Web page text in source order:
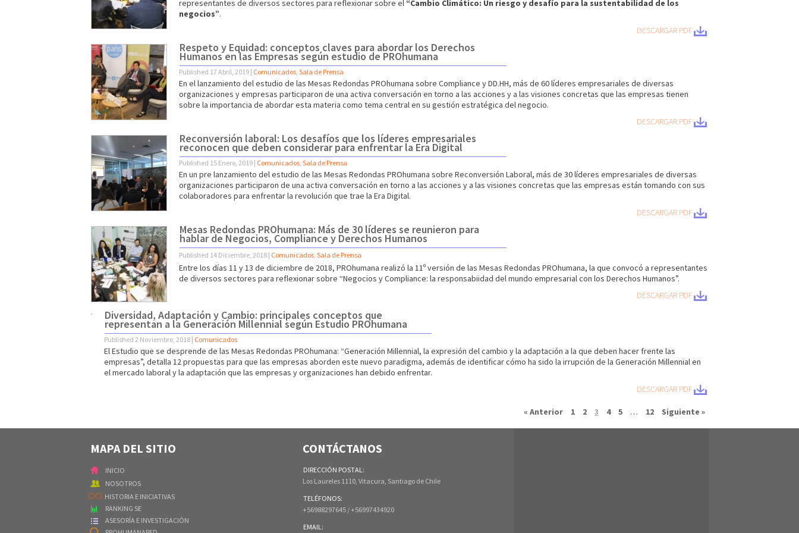
representantes de diversos sectores para reflexionar sobre el “Cambio Climático: Un riesgo y desafío para la sustentabilidad de los
negocios”.
DESCARGAR PDF
Respeto y Equidad: conceptos claves para abordar los Derechos
Humanos en las Empresas según estudio de PROhumana
Published 17 Abril, 2019 | Comunicados, Sala de Prensa
En el lanzamiento del estudio de las Mesas Redondas PROhumana sobre Compliance y DD.HH, más de 60 líderes empresariales de diversas
organizaciones y empresas participaron de una activa conversación en torno a las acciones y a las visiones concretas que las empresas tienen
sobre la importancia de abordar esta materia como tema central en su gestión estratégica del negocio.
DESCARGAR PDF
Reconversión laboral: Los desafíos que los líderes empresariales
reconocen que deben considerar para enfrentar la Era Digital
Published 15 Enero, 2019 | Comunicados, Sala de Prensa
En un pre lanzamiento del estudio de las Mesas Redondas PROhumana sobre Reconversión Laboral, más de 30 líderes empresariales de diversas
organizaciones participaron de una activa conversación en torno a las acciones y a las visiones concretas que las empresas están tomando con sus
colaboradores para enfrentar la revolución que trae la Era Digital.
DESCARGAR PDF
Mesas Redondas PROhumana: Más de 30 líderes se reunieron para
hablar de Negocios, Compliance y Derechos Humanos
Published 14 Diciembre, 2018 | Comunicados, Sala de Prensa
Entre los días 11 y 13 de diciembre de 2018, PROhumana realizó la 11º versión de las Mesas Redondas PROhumana, la que convocó a representantes
de diversos sectores para reflexionar sobre “Negocios y Compliance: la responsabiidad del mundo empresarial con los Derechos Humanos”.
DESCARGAR PDF
Diversidad, Adaptación y Cambio: principales conceptos que
representan a la Generación Millennial según Estudio PROhumana
Published 2 Noviembre, 2018 | Comunicados
El Estudio que se desprende de las Mesas Redondas PROhumana: “Generación Millennial, la expresión del cambio y la adaptación a la que deben hacer frente las
empresas”, detalla 12 propuestas para que las empresas aborden este nuevo paradigma, además de identificar cómo ha sido la irrupción de la Generación Millennial en
el mercado laboral y la adaptación que las empresas y organizaciones han debido enfrentar.
DESCARGAR PDF
« Anterior 1 2 3 4 5 … 12 Siguiente »
MAPA DEL SITIO
INICIO
NOSOTROS
HISTORIA E INICIATIVAS
RANKING SE
ASESORÍA E INVESTIGACIÓN
CONTÁCTANOS
DIRECCIÓN POSTAL:
Los Laureles 1110, Vitacura, Santiago de Chile
TELÉFONOS:
+56988297645 / +56997434920
EMAIL: